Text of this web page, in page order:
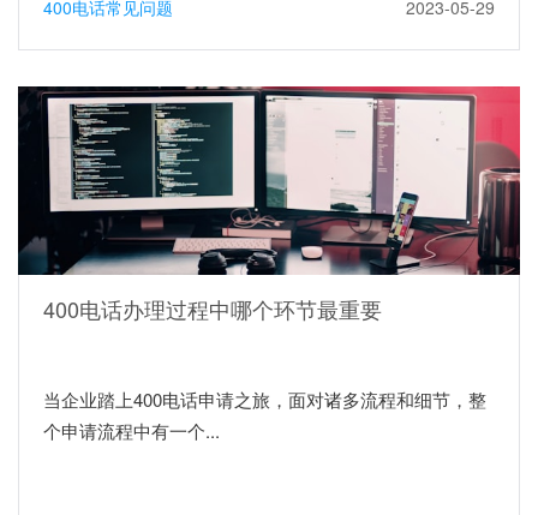
400电话常见问题 2023-05-29
400电话办理过程中哪个环节最重要
当企业踏上400电话申请之旅，面对诸多流程和细节，整
个申请流程中有一个...